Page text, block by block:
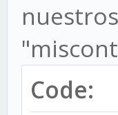
Code: